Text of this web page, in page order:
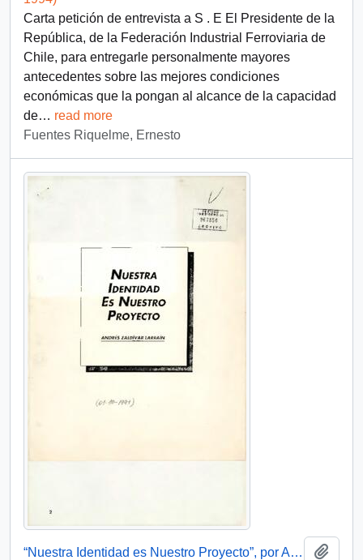
Carta petición de entrevista a S . E El Presidente de la
República, de la Federación Industrial Ferroviaria de
Chile, para entregarle personalmente mayores
antecedentes sobre las mejores condiciones
económicas que la pongan al alcance de la capacidad
de… read more
Fuentes Riquelme, Ernesto
“Nuestra Identidad es Nuestro Proyecto”, por Andrés Zaldívar Larraín